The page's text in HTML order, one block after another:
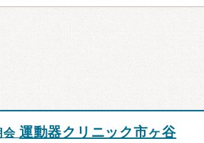
会 運動器クリニック市ヶ谷